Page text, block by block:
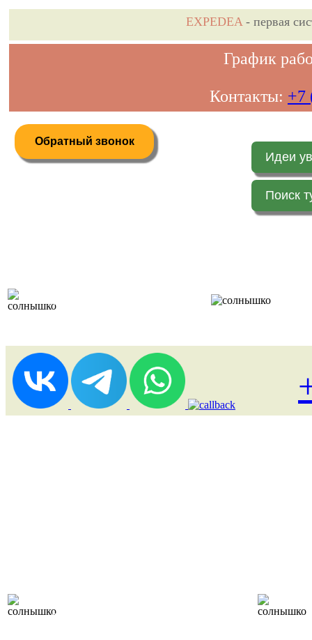
EXPEDEA- первая
График
Контакты: +7
Обратный звонок
Идеи
Поиск
туры